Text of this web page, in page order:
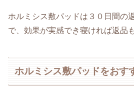
ホルミシス敷パッドは３０日間の
で、効果が実感でき寝ければ返品
ホルミシス敷パッドをおす